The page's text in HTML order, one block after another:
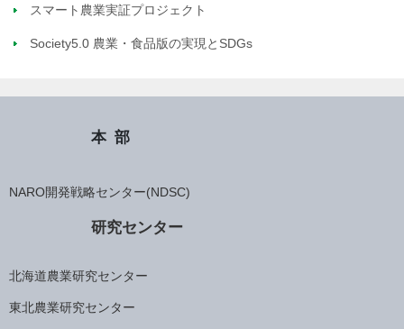
スマート農業実証プロジェクト
Society5.0 農業・食品版の実現とSDGs
本部
NARO開発戦略センター(NDSC)
研究センター
北海道農業研究センター
東北農業研究センター